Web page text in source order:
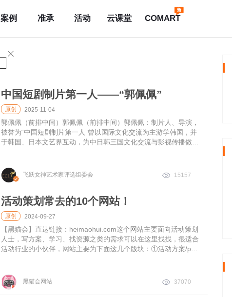
案例 准承 活动 云课堂 COMART
中国短剧制片第一人——“郭佩佩”
原创 2025-11-04
郭佩佩（前排中间）郭佩佩（前排中间）郭佩佩：制片人、导演，
被誉为“中国短剧制片第一人”曾以国际文化交流为主游学韩国，并
于韩国、日本文艺界互动，为中日韩三国文化交流与影视传播做出
飞跃女神艺术家评选组委会 15157
活动策划常去的10个网站！
原创 2024-09-27
【黑猫会】直达链接：heimaohui.com这个网站主要面向活动策划
人士，写方案、学习、找资源之类的需求可以在这里找找，很适合
活动行业的小伙伴，网站主要为下面这几个版块：①活动方案/ppt
黑猫会网站 37070